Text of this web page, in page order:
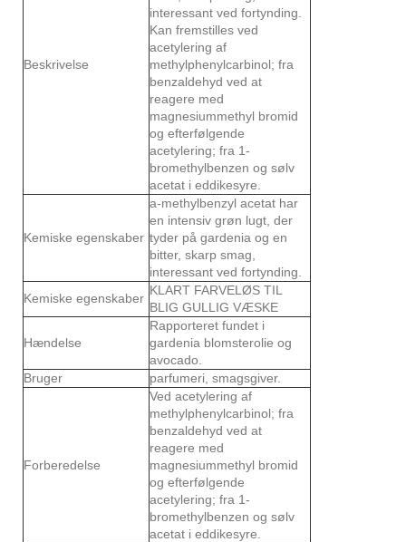
Beskrivelse
interessant ved fortynding.
Kan fremstilles ved
acetylering af
methylphenylcarbinol; fra
benzaldehyd ved at
reagere med
magnesiummethyl bromid
og efterfølgende
acetylering; fra 1-
bromethylbenzen og sølv
acetat i eddikesyre.
Kemiske egenskaber
a-methylbenzyl acetat har
en intensiv grøn lugt, der
tyder på gardenia og en
bitter, skarp smag,
interessant ved fortynding.
Kemiske egenskaber
KLART FARVELØS TIL
BLIG GULLIG VÆSKE
Hændelse
Rapporteret fundet i
gardenia blomsterolie og
avocado.
Bruger
parfumeri, smagsgiver.
Forberedelse
Ved acetylering af
methylphenylcarbinol; fra
benzaldehyd ved at
reagere med
magnesiummethyl bromid
og efterfølgende
acetylering; fra 1-
bromethylbenzen og sølv
acetat i eddikesyre.